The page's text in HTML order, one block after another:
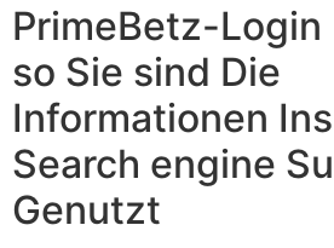
PrimeBetz-Login
so Sie sind Die
Informationen
Search engine
Genutzt